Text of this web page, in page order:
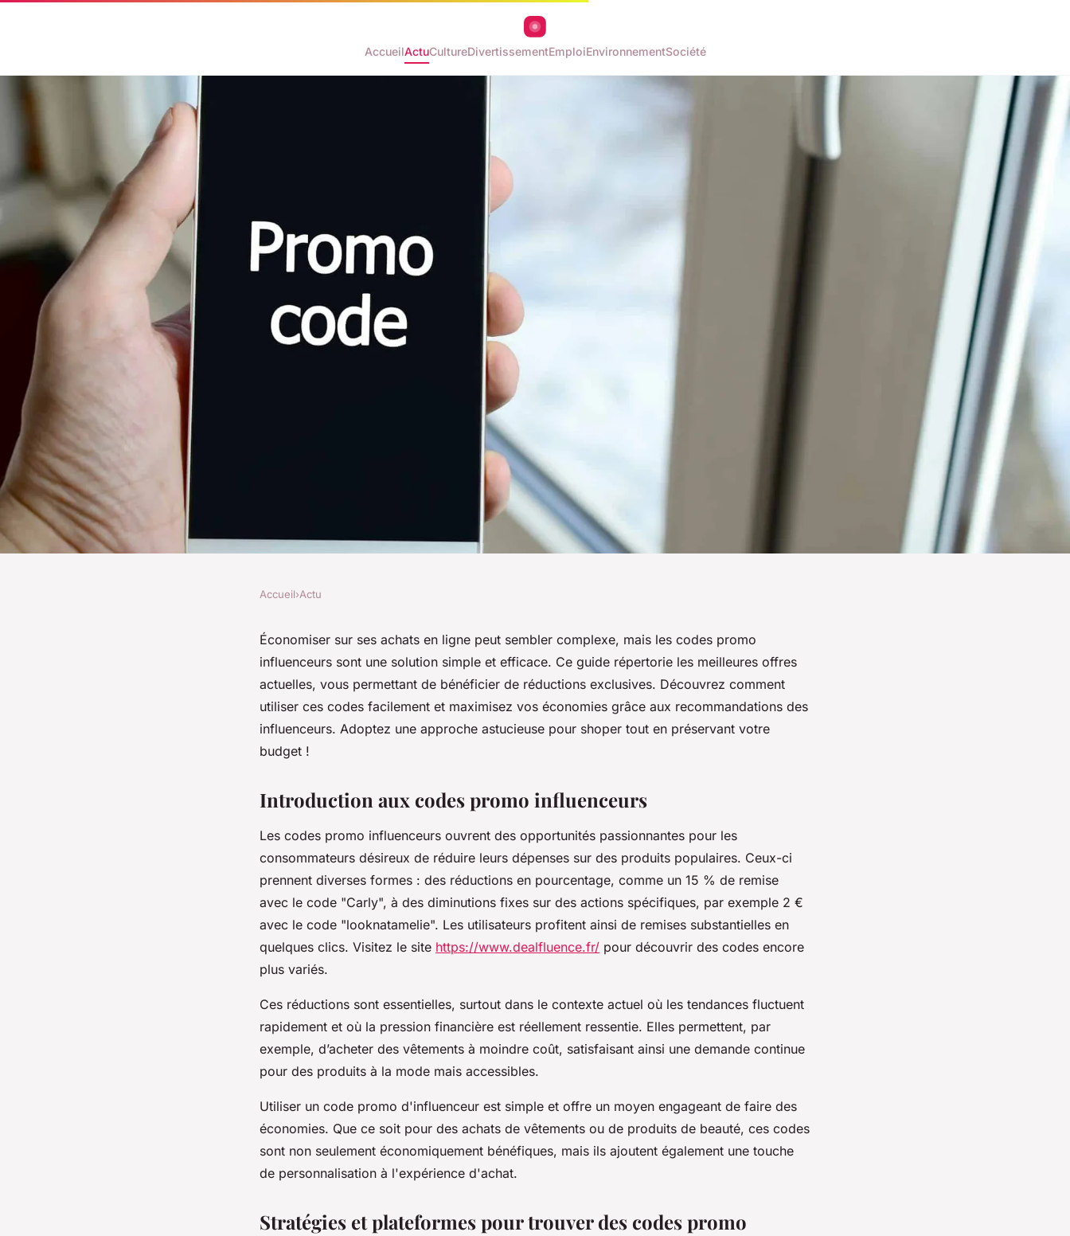
AccueilActuCultureDivertissementEmploiEnvironnementSociété
Le guide ultime du code promo
influenceur pour économiser
Accueil›Actu
Économiser sur ses achats en ligne peut sembler complexe, mais les codes promo
influenceurs sont une solution simple et efficace. Ce guide répertorie les meilleures offres
actuelles, vous permettant de bénéficier de réductions exclusives. Découvrez comment
utiliser ces codes facilement et maximisez vos économies grâce aux recommandations des
influenceurs. Adoptez une approche astucieuse pour shoper tout en préservant votre
budget !
Introduction aux codes promo influenceurs
Les codes promo influenceurs ouvrent des opportunités passionnantes pour les
consommateurs désireux de réduire leurs dépenses sur des produits populaires. Ceux-ci
prennent diverses formes : des réductions en pourcentage, comme un 15 % de remise
avec le code "Carly", à des diminutions fixes sur des actions spécifiques, par exemple 2 €
avec le code "looknatamelie". Les utilisateurs profitent ainsi de remises substantielles en
quelques clics. Visitez le site https://www.dealfluence.fr/ pour découvrir des codes encore
plus variés.
Ces réductions sont essentielles, surtout dans le contexte actuel où les tendances fluctuent
rapidement et où la pression financière est réellement ressentie. Elles permettent, par
exemple, d’acheter des vêtements à moindre coût, satisfaisant ainsi une demande continue
pour des produits à la mode mais accessibles.
Utiliser un code promo d'influenceur est simple et offre un moyen engageant de faire des
économies. Que ce soit pour des achats de vêtements ou de produits de beauté, ces codes
sont non seulement économiquement bénéfiques, mais ils ajoutent également une touche
de personnalisation à l'expérience d'achat.
Stratégies et plateformes pour trouver des codes promo